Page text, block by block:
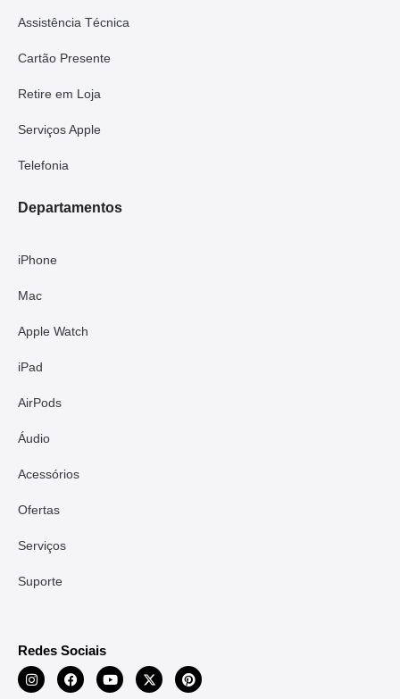
Assistência Técnica
Cartão Presente
Retire em Loja
Serviços Apple
Telefonia
Departamentos
iPhone
Mac
Apple Watch
iPad
AirPods
Áudio
Acessórios
Ofertas
Serviços
Suporte
Redes Sociais